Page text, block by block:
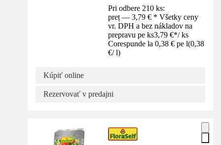
Pri odbere 210 ks:
preț — 3,79 € * Všetky ceny
vr. DPH a bez nákladov na
prepravu pe ks3,79 €*/ ks
Corespunde la 0,38 € pe l(0,38
€/ l)
Kúpiť online
Rezervovať v predajni